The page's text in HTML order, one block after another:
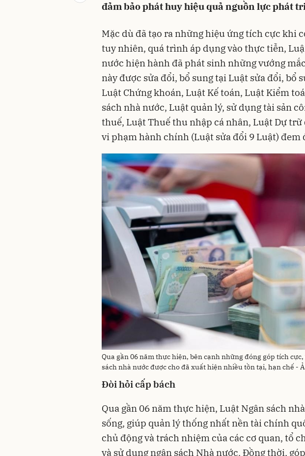
đảm bảo phát huy hiệu quả nguồn lực phát
Mặc dù đã tạo ra những hiệu ứng tích cực khi
tuy nhiên, quá trình áp dụng vào thực tiễn,
nước hiện hành đã phát sinh những vướng
này được sửa đổi, bổ sung tại Luật sửa đổi, bổ
Luật Chứng khoán, Luật Kế toán, Luật Kiểm
sách nhà nước, Luật quản lý, sử dụng tài sản
thuế, Luật Thuế thu nhập cá nhân, Luật Dự trữ
vi phạm hành chính (Luật sửa đổi 9 Luật) đem
Qua gần 06 năm thực hiện, bên cạnh những đóng góp tích
sách nhà nước được cho đã xuất hiện nhiều tồn tại, hạn chế -
Đòi hỏi cấp bách
Qua gần 06 năm thực hiện, Luật Ngân sách
sống, giúp quản lý thống nhất nền tài chính
chủ động và trách nhiệm của các cơ quan, tổ
và sử dụng ngân sách Nhà nước. Đồng thời,